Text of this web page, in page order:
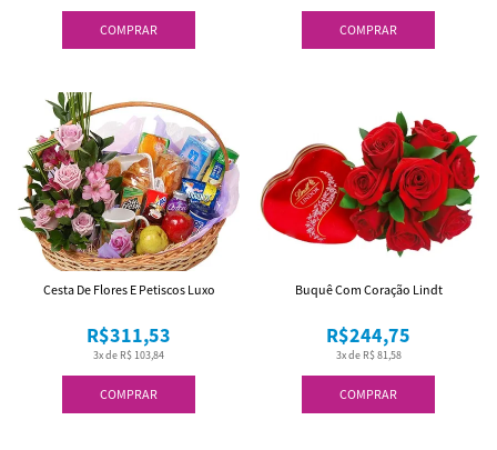
COMPRAR COMPRAR
COMPRAR
3x de R$ 103,84
R$311,53
Cesta De Flores E Petiscos Luxo
COMPRAR
3x de R$ 81,58
R$244,75
Buquê Com Coração Lindt